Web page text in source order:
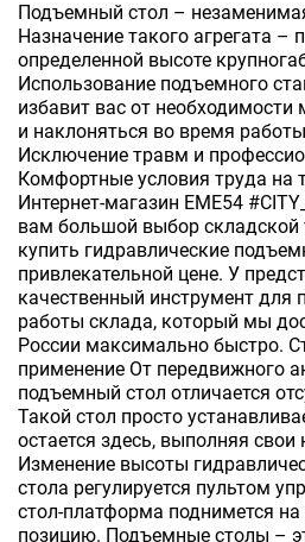
Подъемный стол –
Назначение такого агрегата –
определенной высоте
Использование подъемного
избавит вас от необходимости
и наклоняться во время
Исключение травм и
Комфортные условия труда на
Интернет-магазин EME54
вам большой выбор складской
купить гидравлические
привлекательной цене. У
качественный инструмент для
работы склада, который мы
России максимально быстро.
применение От передвижного
подъемный стол отличается
Такой стол просто
остается здесь, выполняя
Изменение высоты
стола регулируется пультом
стол-платформа поднимется
позицию. Подъемные столы –